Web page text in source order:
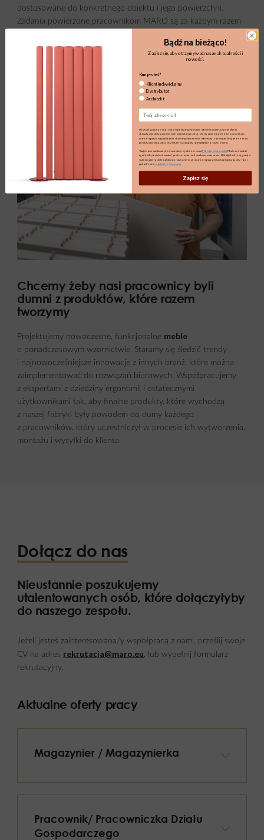
dostosowane do konkretnego obiektu i jego powierzchni.
Zadania powierzone pracownikom MARO są za każdym razem
i środowiska.
Chcemy żeby nasi pracownicy byli
dumni z produktów, które razem
tworzymy
Projektujemy nowoczesne, funkcjonalne meble
o ponadczasowym wzornictwie. Staramy się śledzić trendy
i najnowocześniejsze innowacje z innych branż, które można
zaimplementować do rozwiązań biurowych. Współpracujemy
z ekspertami z dziedziny ergonomii i ostatecznymi
użytkownikami tak, aby finalne produkty, które wychodzą
z naszej fabryki były powodem do dumy każdego
z pracowników, który uczestniczył w procesie ich wytworzenia,
montażu i wysyłki do klienta.
Dołącz do nas
Nieustannie poszukujemy
utalentowanych osób, które dołączyłyby
do naszego zespołu.
Jeżeli jesteś zainteresowana/y współpracą z nami, prześlij swoje
CV na adres rekrutacja@maro.eu , lub wypełnij formularz
rekrutacyjny.
Aktualne oferty pracy
Magazynier / Magazynierka
Pracownik/ Pracowniczka Działu
Gospodarczego
Bądź na bieżąco!
Zapisz się, aby otrzymywać nasze aktualności i
nowości.
Kim jesteś?
Klient indywidualny
Dystrybutor
Architekt
Email
Używamy poczty e-mail i ukierunkowanych reklam internetowych, aby wysyłać Ci
aktualizacje dotyczące naszych produktów i usług, oferty promocyjne i inne komunikaty
marketingowe, na podstawie zbieranych przez nas informacji, takich jak Twój adres e-mail,
przybliżona lokalizacja oraz historia zakupów i przeglądania naszej strony.
Twoje dane osobowe przetwarzamy zgodnie z nasząPolityką prywatności.Możesz wycofać
zgodę lub zarządzać swoimi preferencjami w dowolnym momencie, klikając link rezygnacji z
subskrypcji na dole każdego z naszych e-maili marketingowych lub kontaktując się z nami
pod adresem marketing@maro.eu
Zapisz się